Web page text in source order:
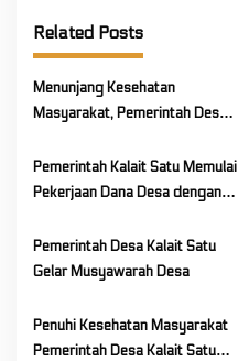
i
g
a
t
o
n
Related Posts
Menunjang Kesehatan
Masyarakat, Pemerintah Desa
Pemerintah Kalait Satu Memulai
Pekerjaan Dana Desa dengan
Pemerintah Desa Kalait Satu
Gelar Musyawarah Desa
Penuhi Kesehatan Masyarakat
Pemerintah Desa Kalait Satu